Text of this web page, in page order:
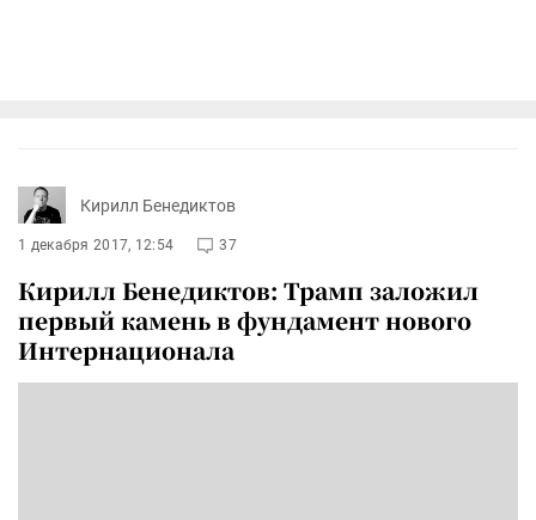
Кирилл Бенедиктов
1 декабря 2017, 12:54 37
Кирилл Бенедиктов: Трамп заложил
первый камень в фундамент нового
Интернационала